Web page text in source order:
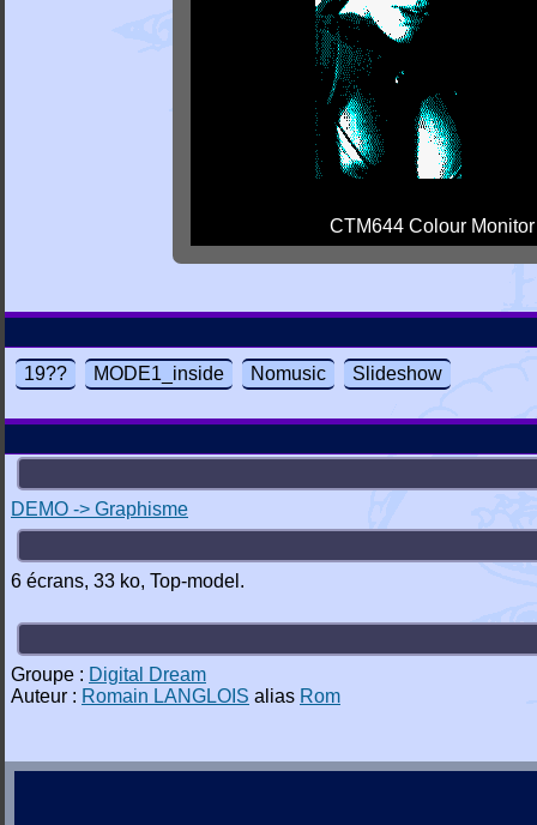
CTM644 Colour Monitor
19?? MODE1_inside Nomusic Slideshow
DEMO -> Graphisme
6 écrans, 33 ko, Top-model.
Groupe : Digital Dream
Auteur : Romain LANGLOIS alias Rom